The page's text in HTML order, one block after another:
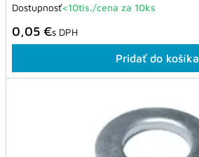
Dostupnosť<10tis./cena za 10ks
0,05 €s DPH
Pridať do košíka